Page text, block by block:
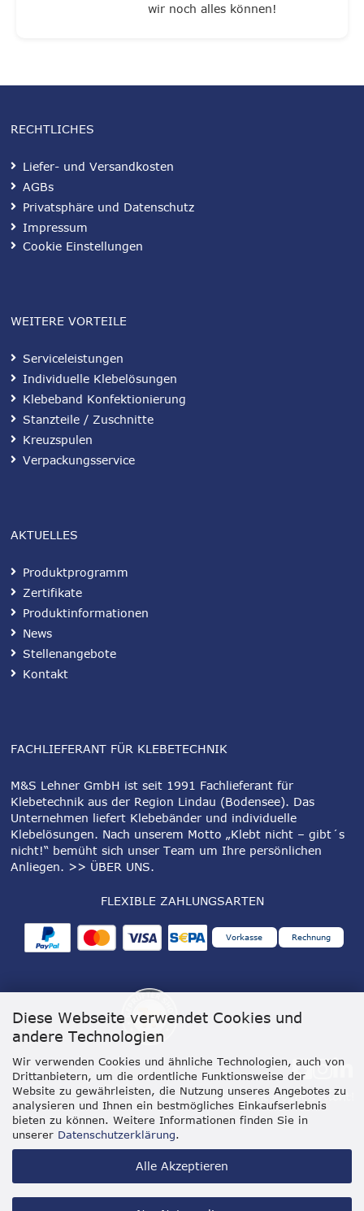
Diese Webseite verwendet Cookies und
andere Technologien
Wir verwenden Cookies und ähnliche Technologien, auch von
Drittanbietern, um die ordentliche Funktionsweise der
Website zu gewährleisten, die Nutzung unseres Angebotes zu
analysieren und Ihnen ein bestmögliches Einkaufserlebnis
bieten zu können. Weitere Informationen finden Sie in
unserer Datenschutzerklärung.
Alle Akzeptieren
wir noch alles können!
RECHTLICHES
Liefer- und Versandkosten
AGBs
Privatsphäre und Datenschutz
Impressum
Cookie Einstellungen
WEITERE VORTEILE
Serviceleistungen
Individuelle Klebelösungen
Klebeband Konfektionierung
Stanzteile / Zuschnitte
Kreuzspulen
Verpackungsservice
FACHLIEFERANT FÜR KLEBETECHNIK
M&S Lehner GmbH ist seit 1991 Fachlieferant für
Klebetechnik aus der Region Lindau (Bodensee). Das
Unternehmen liefert Klebebänder und individuelle
Klebelösungen. Nach unserem Motto „Klebt nicht – gibt´s
nicht!“ bemüht sich unser Team um Ihre persönlichen
Anliegen. >> ÜBER UNS.
FLEXIBLE ZAHLUNGSARTEN
Vorkasse Rechnung
AKTUELLES
Produktprogramm
Zertifikate
Produktinformationen
News
Stellenangebote
Kontakt